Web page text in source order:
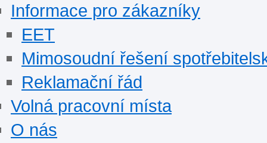
Informace pro zákazníky
EET
Mimosoudní řešení
Reklamační řád
Volná pracovní místa
O nás